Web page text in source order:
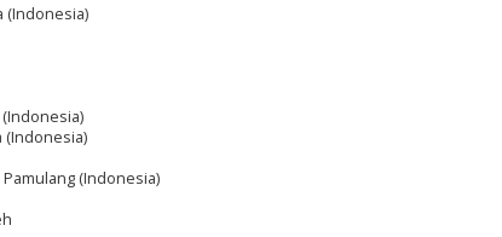
(Indonesia)
(Indonesia)
(Indonesia)